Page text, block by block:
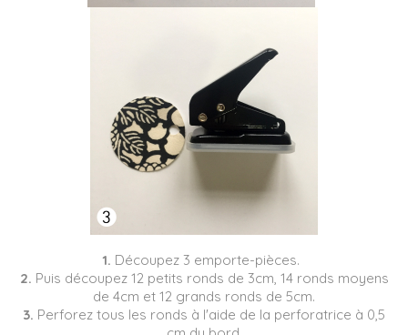
1. Découpez 3 emporte-pièces.
2. Puis découpez 12 petits ronds de 3cm, 14 ronds moyens
de 4cm et 12 grands ronds de 5cm.
3. Perforez tous les ronds à l'aide de la perforatrice à 0,5